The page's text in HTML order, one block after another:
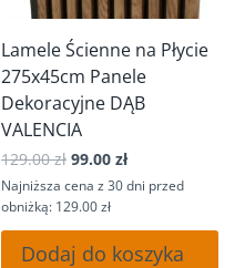
Lamele Ścienne na Płycie
275x45cm Panele
Dekoracyjne DĄB
VALENCIA
129.00zł Pierwotna
cena
wynosiła:
129.00 zł.
99.00 złAktualna
cena
99.00 zł.
Najniższa cena z 30 dni przed
obniżką: 129.00 zł
Dodaj do koszyka